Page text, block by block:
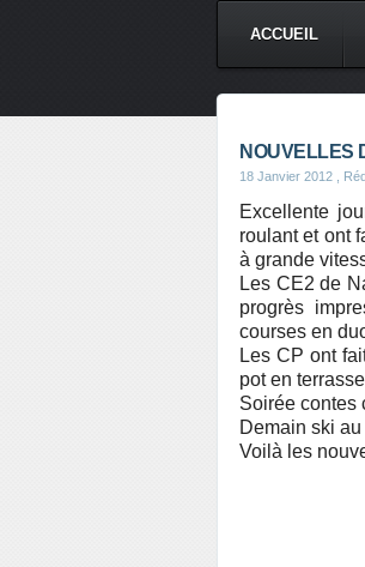
ACCUEIL
NOUVELLES
18 Janvier 2012 ,
Excellente
roulant et ont
à grande
Les CE2 de
progrès
courses en
Les CP ont
pot en
Soirée contes
Demain ski
Voilà les